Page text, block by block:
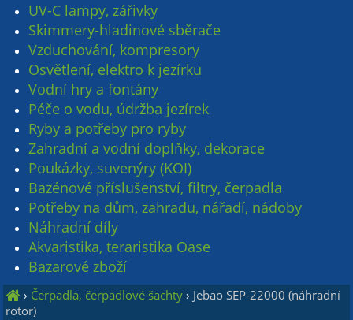
UV-C lampy, zářivky
Skimmery-hladinové sběrače
Vzduchování, kompresory
Osvětlení, elektro k jezírku
Vodní hry a fontány
Péče o vodu, údržba jezírek
Ryby a potřeby pro ryby
Zahradní a vodní doplňky, dekorace
Poukázky, suvenýry (KOI)
Bazénové příslušenství, filtry, čerpadla
Potřeby na dům, zahradu, nářadí, nádoby
Náhradní díly
Akvaristika, teraristika Oase
Bazarové zboží
› Čerpadla, čerpadlové šachty › Jebao SEP-22000 (náhradní
rotor)